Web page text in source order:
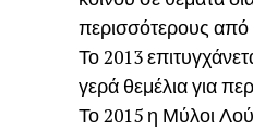
περισσότερους από
Το 2013
γερά θεμέλια για
Το 2015 η Μύλοι